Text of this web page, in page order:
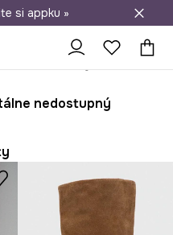
od 50 €
si appku »
nedostupný